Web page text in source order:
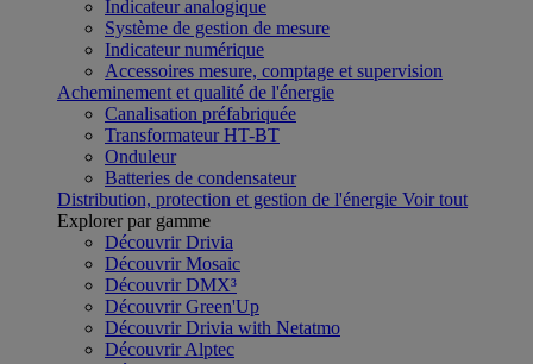
Indicateur analogique
Système de gestion de mesure
Indicateur numérique
Accessoires mesure, comptage et supervision
Acheminement et qualité de l'énergie
Canalisation préfabriquée
Transformateur HT-BT
Onduleur
Batteries de condensateur
Distribution, protection et gestion de l'énergie Voir tout
Explorer par gamme
Découvrir Drivia
Découvrir Mosaic
Découvrir DMX³
Découvrir Green'Up
Découvrir Drivia with Netatmo
Découvrir Alptec